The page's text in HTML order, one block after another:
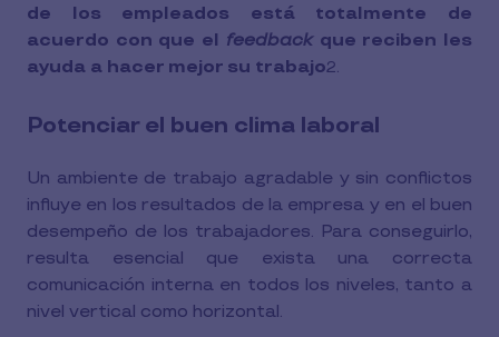
de los empleados está totalmente de
acuerdo con que el feedbackque reciben les
ayuda a hacer mejor su trabajo2.
Potenciar el buen clima laboral
Un ambiente de trabajo agradable y sin conflictos
influye en los resultados de la empresa y en el buen
desempeño de los trabajadores. Para conseguirlo,
resulta esencial que exista una correcta
comunicación interna en todos los niveles, tanto a
nivel vertical como horizontal.